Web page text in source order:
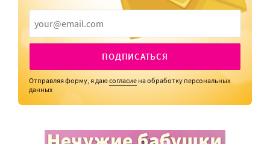
ПОДПИСАТЬСЯ
Отправляя форму, я даюсогласие на обработку персональных
данных